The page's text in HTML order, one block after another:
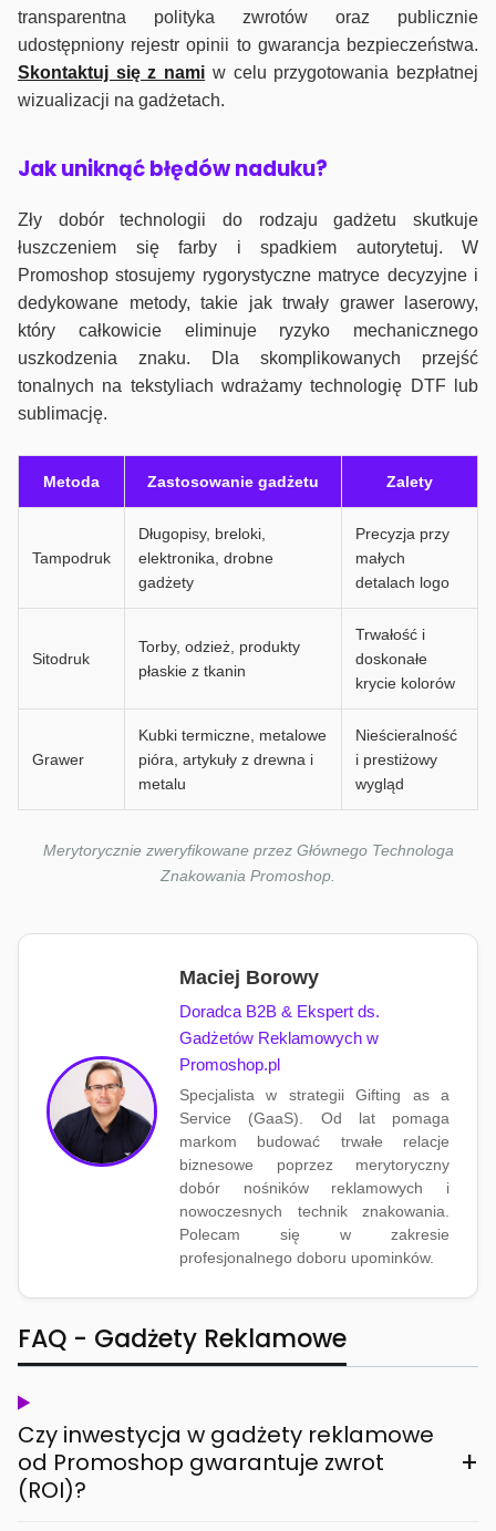
transparentna polityka zwrotów oraz publicznie
udostępniony rejestr opinii to gwarancja bezpieczeństwa.
Skontaktuj się z nami w celu przygotowania bezpłatnej
wizualizacji na gadżetach.
Jak uniknąć błędów naduku?
Zły dobór technologii do rodzaju gadżetu skutkuje
łuszczeniem się farby i spadkiem autorytetuj. W
Promoshop stosujemy rygorystyczne matryce decyzyjne i
dedykowane metody, takie jak trwały grawer laserowy,
który całkowicie eliminuje ryzyko mechanicznego
uszkodzenia znaku. Dla skomplikowanych przejść
tonalnych na tekstyliach wdrażamy technologię DTF lub
sublimację.
Metoda Zastosowanie gadżetu Zalety
Tampodruk
Długopisy, breloki,
elektronika, drobne
gadżety
Precyzja przy
małych
detalach logo
Sitodruk
Torby, odzież, produkty
płaskie z tkanin
Trwałość i
doskonałe
krycie kolorów
Grawer
Kubki termiczne, metalowe
pióra, artykuły z drewna i
metalu
Nieścieralność
i prestiżowy
wygląd
Merytorycznie zweryfikowane przez Głównego Technologa
Znakowania Promoshop.
Maciej Borowy
Doradca B2B & Ekspert ds.
Gadżetów Reklamowych w
Promoshop.pl
Specjalista w strategii Gifting as a
Service (GaaS). Od lat pomaga
markom budować trwałe relacje
biznesowe poprzez merytoryczny
dobór nośników reklamowych i
nowoczesnych technik znakowania.
Polecam się w zakresie
profesjonalnego doboru upominków.
FAQ - Gadżety Reklamowe
Czy inwestycja w gadżety reklamowe
od Promoshop gwarantuje zwrot
(ROI)?
+